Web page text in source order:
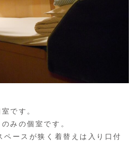
です。
みの個室です。
ースが狭く着替えは入り口付